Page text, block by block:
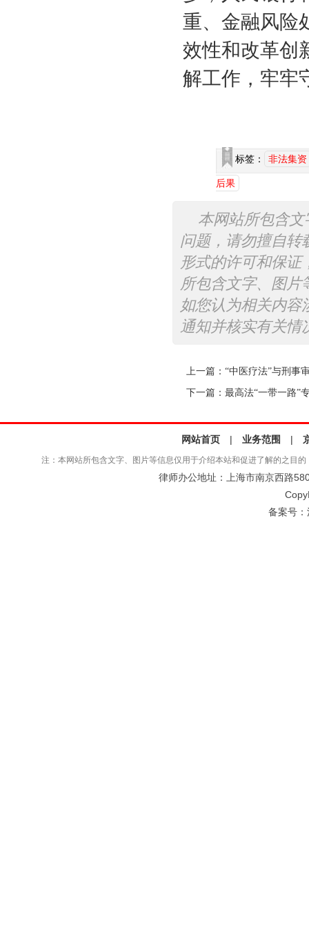
重、金融风险
效性和改革创
解工作，牢牢
标签： 非法集资
后果
本网站所包含
问题，请勿擅自转
形式的许可和保证
所包含文字、图片
如您认为相关内容
通知并核实有关情
上一篇： “中医疗法”与刑事
下一篇： 最高法“一带一路”
网站首页 | 业务范围 |
注：本网站所包含文字、图片等信息仅用于介绍本站和促进了解的之目
律师办公地址：上海市南京西路
备案号：